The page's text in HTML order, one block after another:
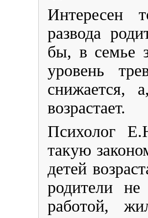
​Интересен
развода
бы, в семье
уровень
снижается,
возрастает.
​Психолог
такую
детей
родители не
работой,